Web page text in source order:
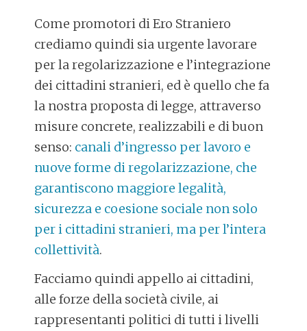
Come promotori di Ero Straniero
crediamo quindi sia urgente lavorare
per la regolarizzazione e l’integrazione
dei cittadini stranieri, ed è quello che fa
la nostra proposta di legge, attraverso
misure concrete, realizzabili e di buon
senso: canali d’ingresso per lavoro e
nuove forme di regolarizzazione, che
garantiscono maggiore legalità,
sicurezza e coesione sociale non solo
per i cittadini stranieri, ma per l’intera
collettività.
Facciamo quindi appello ai cittadini,
alle forze della società civile, ai
rappresentanti politici di tutti i livelli